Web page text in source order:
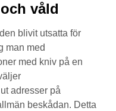
våld
blivit utsatta för
man med
med kniv på en
adresser på
beskådan. Detta